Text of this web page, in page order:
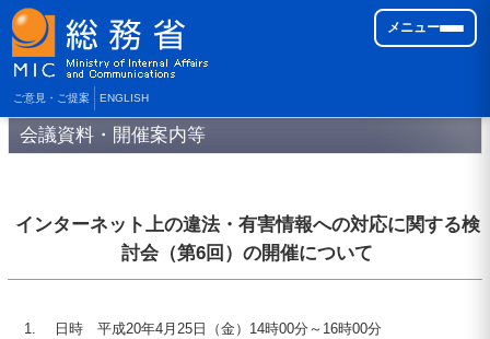
ご意見・ご提案 ENGLISH
メニュー
会議資料・開催案内等
インターネット上の違法・有害情報への対応に関する検
討会（第6回）の開催について
日時 平成20年4月 25日（金） 14時00分～ 16時00分